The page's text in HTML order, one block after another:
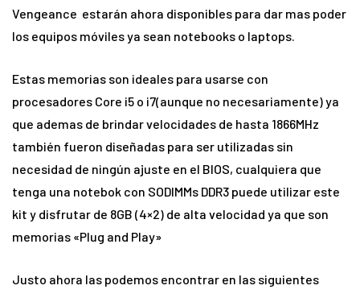
Vengeance estarán ahora disponibles para dar mas poder
los equipos móviles ya sean notebooks o laptops.
Estas memorias son ideales para usarse con
procesadores Core i5 o i7(aunque no necesariamente) ya
que ademas de brindar velocidades de hasta 1866MHz
también fueron diseñadas para ser utilizadas sin
necesidad de ningún ajuste en el BIOS, cualquiera que
tenga una notebok con SODIMMs DDR3 puede utilizar este
kit y disfrutar de 8GB (4×2) de alta velocidad ya que son
memorias «Plug and Play»
Justo ahora las podemos encontrar en las siguientes